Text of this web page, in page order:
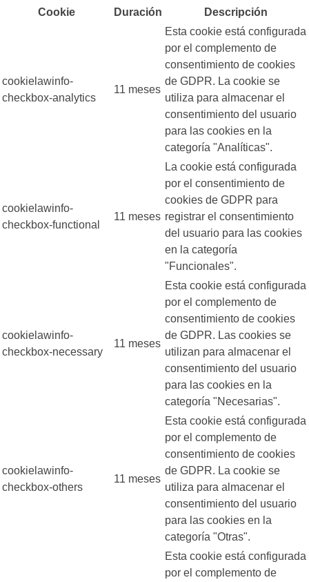
Cookie
Duración Descripción
cookielawinfo-
checkbox-analytics
11 meses
Esta cookie está configurada
por el complemento de
consentimiento de cookies
de GDPR. La cookie se
utiliza para almacenar el
consentimiento del usuario
para las cookies en la
categoría "Analíticas".
cookielawinfo-
checkbox-functional
11 meses
La cookie está configurada
por el consentimiento de
cookies de GDPR para
registrar el consentimiento
del usuario para las cookies
en la categoría
"Funcionales".
cookielawinfo-
checkbox-necessary
11 meses
Esta cookie está configurada
por el complemento de
consentimiento de cookies
de GDPR. Las cookies se
utilizan para almacenar el
consentimiento del usuario
para las cookies en la
categoría "Necesarias".
cookielawinfo-
checkbox-others
11 meses
Esta cookie está configurada
por el complemento de
consentimiento de cookies
de GDPR. La cookie se
utiliza para almacenar el
consentimiento del usuario
para las cookies en la
categoría "Otras".
Esta cookie está configurada
por el complemento de